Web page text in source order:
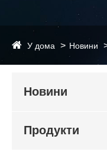
У дома Новини
Новини
Продукти